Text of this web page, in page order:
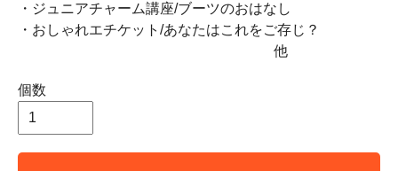
・ジュニアチャーム講座/ブーツのおはなし
・おしゃれエチケット/あなたはこれをご存じ？
他
個数